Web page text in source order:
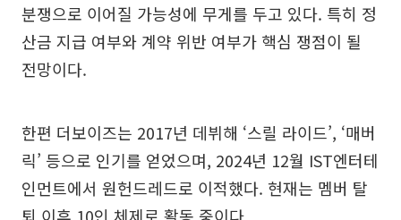
분쟁으로 이어질 가능성에 무게를 두고 있다. 특히 정
산금 지급 여부와 계약 위반 여부가 핵심 쟁점이 될
전망이다.
한편 더보이즈는 2017년 데뷔해 ‘스릴 라이드’, ‘매버
릭’ 등으로 인기를 얻었으며, 2024년 12월 IST엔터테
인먼트에서 원헌드레드로 이적했다. 현재는 멤버 탈
퇴 이후 10인 체제로 활동 중이다.